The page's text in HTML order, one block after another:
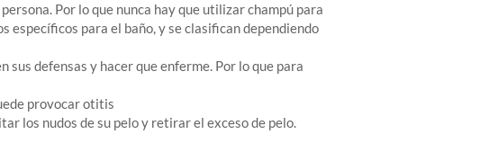
Por lo que nunca hay que utilizar champú para
específicos para el baño, y se clasifican dependiendo
sus defensas y hacer que enferme. Por lo que para
provocar otitis
los nudos de su pelo y retirar el exceso de pelo.